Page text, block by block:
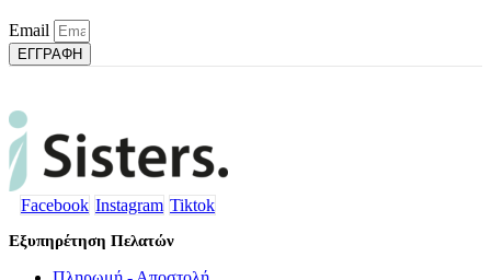
Email
ΕΓΓΡΑΦΗ
Facebook Instagram Tiktok
Εξυπηρέτηση Πελατών